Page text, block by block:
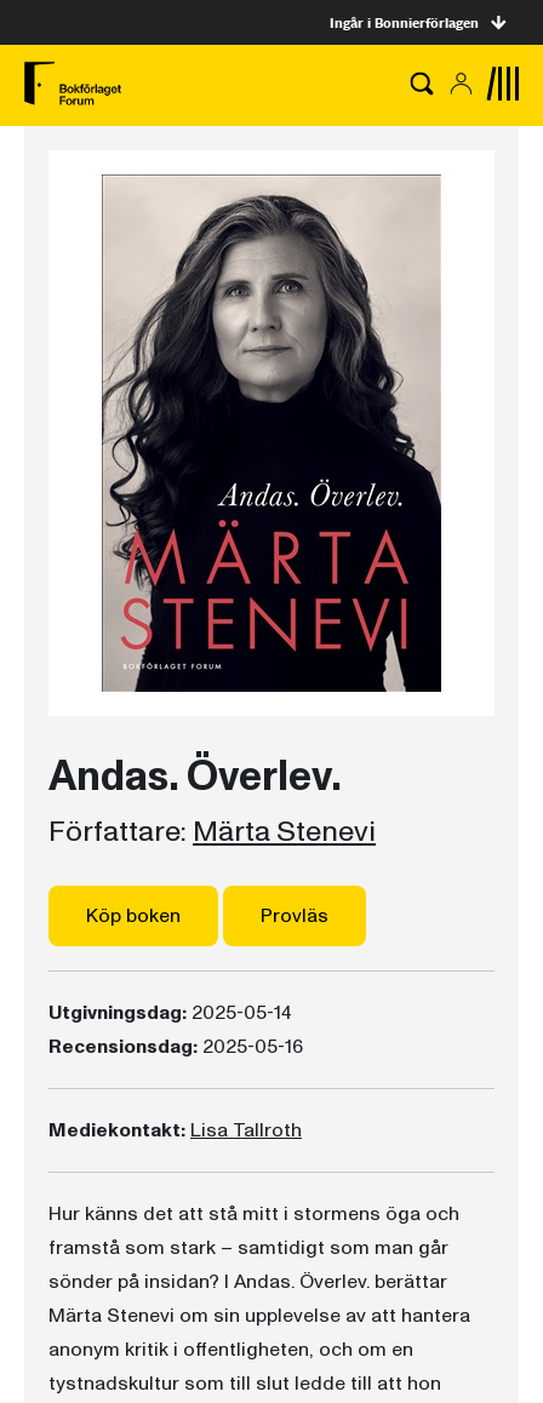
Ingår i Bonnierförlagen
Andas. Överlev.
Författare: Märta Stenevi
Köp boken Provläs
Utgivningsdag: 2025-05-14
Recensionsdag: 2025-05-16
Mediekontakt: Lisa Tallroth
Hur känns det att stå mitt i stormens öga och
framstå som stark – samtidigt som man går
sönder på insidan? I Andas. Överlev. berättar
Märta Stenevi om sin upplevelse av att hantera
anonym kritik i offentligheten, och om en
tystnadskultur som till slut ledde till att hon